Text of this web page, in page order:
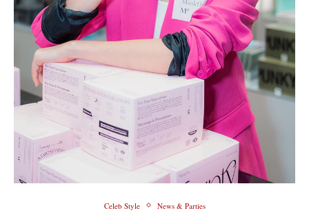
Celeb Style News & Parties